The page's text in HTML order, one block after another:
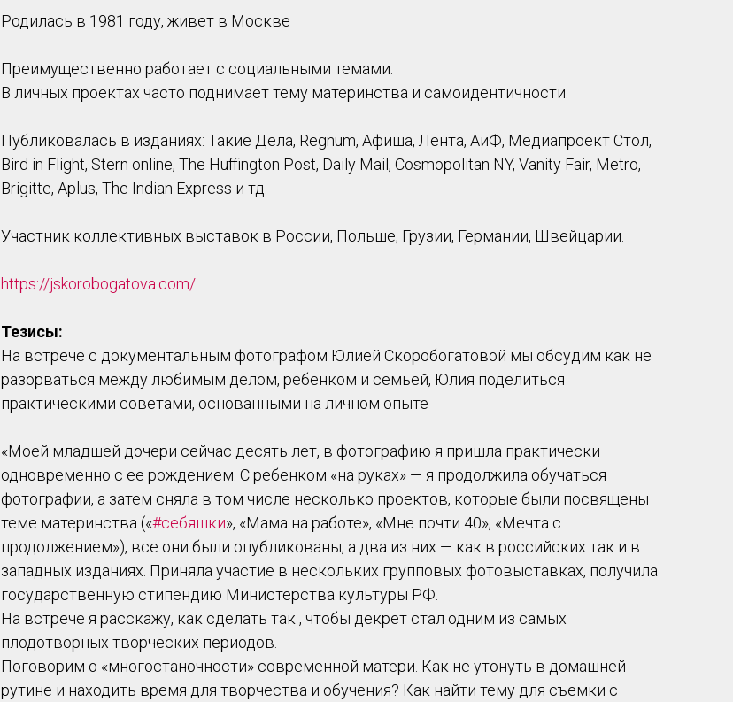
Родилась в 1981 году, живет в Москве
Преимущественно работает с социальными темами.
В личных проектах часто поднимает тему материнства и самоидентичности.
Публиковалась в изданиях: Такие Дела, Regnum, Афиша, Лента, АиФ, Медиапроект Стол,
Bird in Flight, Stern online, The Huffington Post, Daily Mail, Cosmopolitan NY, Vanity Fair, Metro,
Brigitte, Aplus, The Indian Express и тд.
Участник коллективных выставок в России, Польше, Грузии, Германии, Швейцарии.
https://jskorobogatova.com/
Тезисы:
На встрече с документальным фотографом Юлией Скоробогатовой мы обсудим как не
разорваться между любимым делом, ребенком и семьей, Юлия поделиться
практическими советами, основанными на личном опыте
«Моей младшей дочери сейчас десять лет, в фотографию я пришла практически
одновременно с ее рождением. С ребенком «на руках» — я продолжила обучаться
фотографии, а затем сняла в том числе несколько проектов, которые были посвящены
теме материнства («#себяшки», «Мама на работе», «Мне почти 40», «Мечта с
продолжением»), все они были опубликованы, а два из них — как в российских так и в
западных изданиях. Приняла участие в нескольких групповых фотовыставках, получила
государственную стипендию Министерства культуры РФ.
На встрече я расскажу, как сделать так , чтобы декрет стал одним из самых
плодотворных творческих периодов.
Поговорим о «многостаночности» современной матери. Как не утонуть в домашней
рутине и находить время для творчества и обучения? Как найти тему для съемки с